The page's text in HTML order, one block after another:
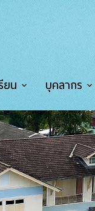
ยน บุคลากร